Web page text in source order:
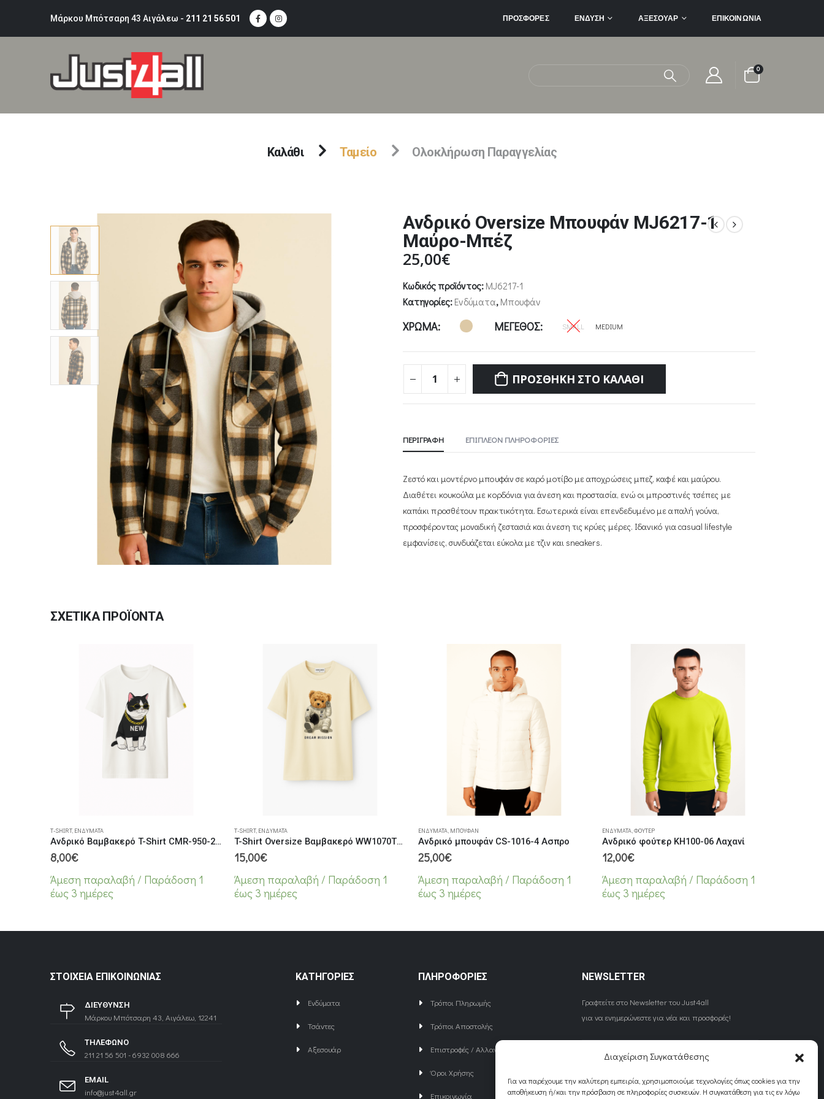
Διαχείριση Συγκατάθεσης
Για να παρέχουμε την καλύτερη εμπειρία, χρησιμοποιούμε τεχνολογίες όπως cookies για την
αποθήκευση ή/και την πρόσβαση σε πληροφορίες συσκευών. Η συγκατάθεση για τις εν λόγω
Μάρκου Μπότσαρη 43 Αιγάλεω - 211 21 56 501 ΠΡΟΣΦΟΡΕΣ ΈΝΔΥΣΗ ΑΞΕΣΟΥΆΡ ΕΠΙΚΟΙΝΩΝΊΑ
0
Καλάθι Ταμείο Ολοκλήρωση Παραγγελίας
Ανδρικό Oversize Μπουφάν MJ6217-1
Μαύρο-Μπέζ
25,00€
Κωδικός προϊόντος: MJ6217-1
Κατηγορίες: Ενδύματα, Μπουφάν
ΧΡΩΜΑ ΜΕΓΕΘΟΣ SMALL MEDIUM
ΠΡΟΣΘΉΚΗ ΣΤΟ ΚΑΛΆΘΙ
ΠΕΡΙΓΡΑΦΉ ΕΠΙΠΛΈΟΝ ΠΛΗΡΟΦΟΡΊΕΣ
Ζεστό και μοντέρνο μπουφάν σε καρό μοτίβο με αποχρώσεις μπεζ, καφέ και μαύρου.
Διαθέτει κουκούλα με κορδόνια για άνεση και προστασία, ενώ οι μπροστινές τσέπες με
καπάκι προσθέτουν πρακτικότητα. Εσωτερικά είναι επενδεδυμένο με απαλή γούνα,
προσφέροντας μοναδική ζεστασιά και άνεση τις κρύες μέρες. Ιδανικό για casual lifestyle
εμφανίσεις, συνδυάζεται εύκολα με τζιν και sneakers.
ΣΧΕΤΙΚΆ ΠΡΟΪΌΝΤΑ
T-SHIRT, ΕΝΔΎΜΑΤΑ
Ανδρικό Βαμβακερό T-Shirt CMR-950-2 Ασπρο
8,00€
Άμεση παραλαβή / Παράδoση 1
έως 3 ημέρες
T-SHIRT, ΕΝΔΎΜΑΤΑ
T-Shirt Oversize Βαμβακερό WW1070TS-B Μπέζ
15,00€
Άμεση παραλαβή / Παράδoση 1
έως 3 ημέρες
Αυτό το προϊόν έχει πολλαπλές παραλλαγές. Οι επιλογές μπορούν να επιλεγούν στη σελίδα του προϊόντος
ΕΝΔΎΜΑΤΑ, ΜΠΟΥΦΆΝ
Ανδρικό μπουφάν CS-1016-4 Ασπρο
25,00€
Άμεση παραλαβή / Παράδoση 1
έως 3 ημέρες
Αυτό το προϊόν έχει πολλαπλές παραλλαγές. Οι επιλογές μπορούν να επιλεγούν στη σελίδα του προϊόντος
ΕΝΔΎΜΑΤΑ,ΦΟΎΤΕΡ
Ανδρικό φούτερ KH100-06 Λαχανί
12,00€
Άμεση παραλαβή / Παράδoση 1
έως 3 ημέρες
ΣΤΟΙΧΕΊΑ ΕΠΙΚΟΙΝΩΝΊΑΣ
ΔΙΕΥΘΥΝΣΗ
Μάρκου Μπότσαρη 43, Αιγάλεω, 12241
ΤΗΛΕΦΩΝΟ
211 21 56 501 - 6932 008 666
EMAIL
info@just4all.gr
ΚΑΤΗΓΟΡΙΕΣ
Ενδύματα
Τσάντες
Αξεσουάρ
ΠΛΗΡΟΦΟΡΙΕΣ
Τρόποι Πληρωμής
Τρόποι Αποστολής
Επιστροφές / Αλλαγές
Όροι Χρήσης
Επικοινωνία
NEWSLETTER
Γραφτείτε στο Newsletter του Just4all
για να ενημερώνεστε για νέα και προσφορές!